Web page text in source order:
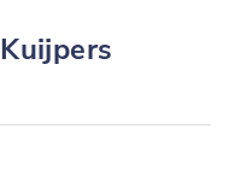
Kuijpers